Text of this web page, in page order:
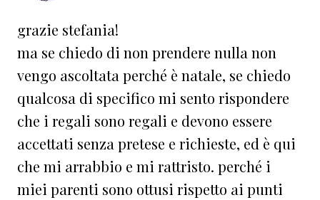
grazie stefania!
ma se chiedo di non prendere nulla non
vengo ascoltata perché è natale, se chiedo
qualcosa di specifico mi sento rispondere
che i regali sono regali e devono essere
accettati senza pretese e richieste, ed è qui
che mi arrabbio e mi rattristo. perché i
miei parenti sono ottusi rispetto ai punti